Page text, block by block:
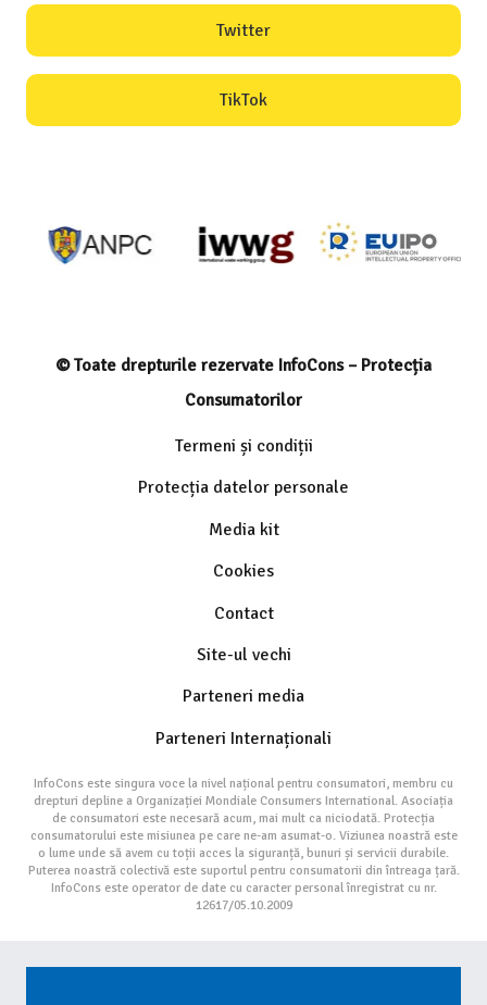
Twitter
TikTok
© Toate drepturile rezervate InfoCons – Protecția
Consumatorilor
Termeni și condiții
Protecția datelor personale
Media kit
Cookies
Contact
Site-ul vechi
Parteneri media
Parteneri Internaționali
InfoCons este singura voce la nivel național pentru consumatori, membru cu
drepturi depline a Organizației Mondiale Consumers International. Asociația
de consumatori este necesară acum, mai mult ca niciodată. Protecția
consumatorului este misiunea pe care ne-am asumat-o. Viziunea noastră este
o lume unde să avem cu toții acces la siguranță, bunuri și servicii durabile.
Puterea noastră colectivă este suportul pentru consumatorii din întreaga țară.
InfoCons este operator de date cu caracter personal înregistrat cu nr.
12617/05.10.2009